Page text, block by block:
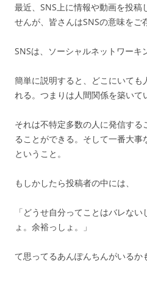
最近、SNS上に情報や動画を投稿
せんが、皆さんはSNSの意味をご
SNSは、ソーシャルネットワーキ
簡単に説明すると、どこにいても
れる。つまりは人間関係を築いて
それは不特定多数の人に発信す
ることができる。そして一番大
ということ。
もしかしたら投稿者の中には、
「どうせ自分ってことはバレな
ょ。余裕っしょ。」
て思ってるあんぽんちんがいるか